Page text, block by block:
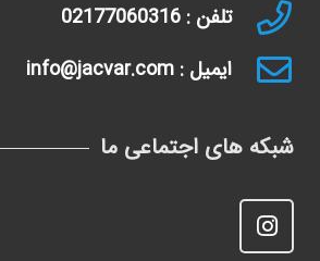
تلفن : 02177060316
ایمیل : info@jacvar.com
شبکه های اجتماعی ما